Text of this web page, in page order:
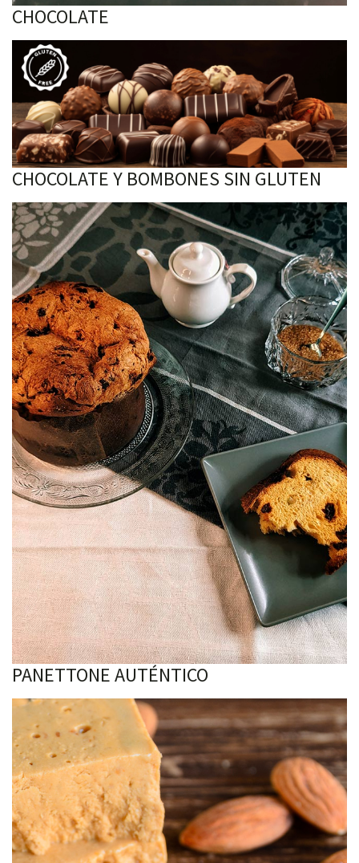
CHOCOLATE
CHOCOLATE Y BOMBONES SIN GLUTEN
PANETTONE AUTÉNTICO